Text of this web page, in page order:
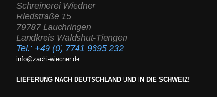
Schreinerei Wiedner
Riedstraße 15
79787 Lauchringen
Landkreis Waldshut-Tiengen
Tel.: +49 (0) 7741 9695 232
info@zachi-wiedner.de
LIEFERUNG NACH DEUTSCHLAND UND IN DIE SCHWEIZ!